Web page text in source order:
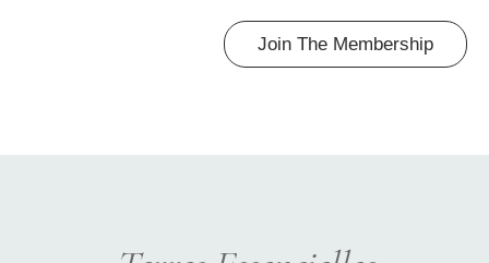
Join The Membership